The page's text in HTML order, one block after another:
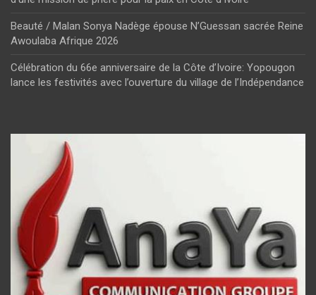
Beauté / Malan Sonya Nadège épouse N’Guessan sacrée Reine
Awoulaba Afrique 2026
Célébration du 66e anniversaire de la Côte d’Ivoire: Yopougon
lance les festivités avec l’ouverture du village de l’Indépendance